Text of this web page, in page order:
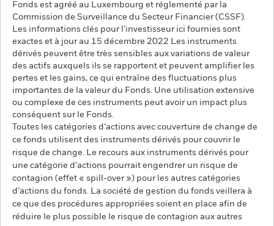
Fonds est agréé au Luxembourg et réglementé par la
Commission de Surveillance du Secteur Financier (CSSF).
Les informations clés pour l’investisseur ici fournies sont
exactes et à jour au 15 décembre 2022 Les instruments
dérivés peuvent être très sensibles aux variations de valeur
des actifs auxquels ils se rapportent et peuvent amplifier les
pertes et les gains, ce qui entraîne des fluctuations plus
importantes de la valeur du Fonds. Une utilisation extensive
ou complexe de ces instruments peut avoir un impact plus
conséquent sur le Fonds.
Toutes les catégories d’actions avec couverture de change de
ce fonds utilisent des instruments dérivés pour couvrir le
risque de change. Le recours aux instruments dérivés pour
une catégorie d’actions pourrait engendrer un risque de
contagion (effet « spill-over ») pour les autres catégories
d’actions du fonds. La société de gestion du fonds veillera à
ce que des procédures appropriées soient en place afin de
réduire le plus possible le risque de contagion aux autres